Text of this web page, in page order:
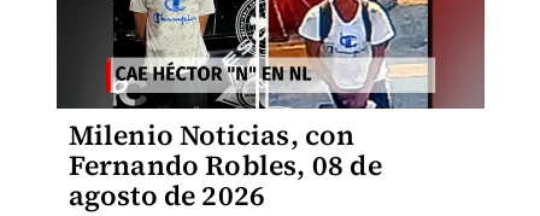
Milenio Noticias, con
Fernando Robles, 08 de
agosto de 2026